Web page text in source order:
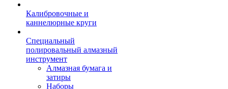
Калибровочные и
каннелюрные круги
Специальный
полировальный алмазный
инструмент
Алмазная бумага и
затиры
Наборы